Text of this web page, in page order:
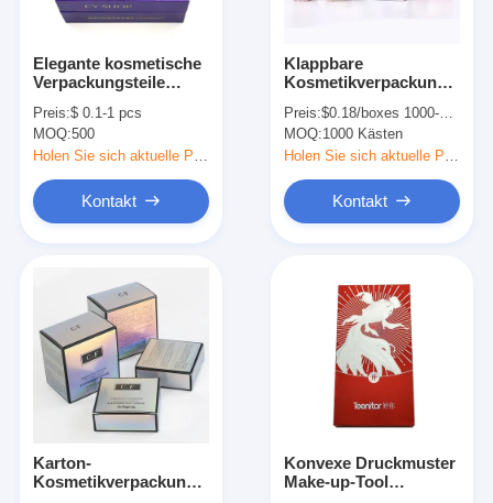
Elegante kosmetische
Verpackungsteile
Geschenkbox für
Hautpflege
Gesichtscreme
Preis:$ 0.1-1 pcs
MOQ:500
Kontakt
Klappbare
Farbe für Lippenstift
und Hautpflege
Preis:$0.18/boxes 1000-4999 boxes
MOQ:1000 Kästen
Kontakt
Karton-
Kosmetikverpackungskiste
Konvexe Druckmuster
Make-up-Tool